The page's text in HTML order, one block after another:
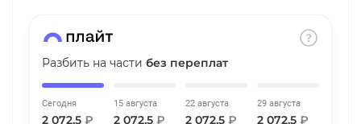
Разбить на части без переплат
Сегодня
2 072,5 ₽
15 августа
2 072,5 ₽
22 августа
2 072,5 ₽
29 августа
2 072,5 ₽